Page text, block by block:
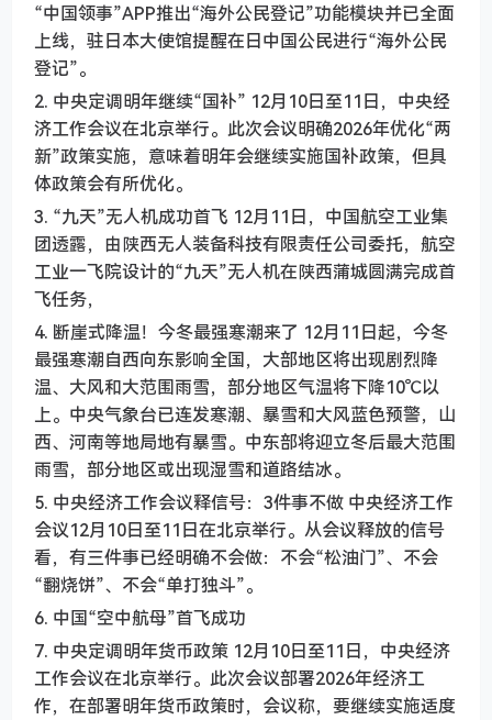
“中国领事”APP推出“海外公民登记”功能模块并已全面
上线，驻日本大使馆提醒在日中国公民进行“海外公民
登记”。
2. 中央定调明年继续“国补” 12月10日至11日，中央经
济工作会议在北京举行。此次会议明确2026年优化“两
新”政策实施，意味着明年会继续实施国补政策，但具
体政策会有所优化。
3. “九天”无人机成功首飞 12月11日，中国航空工业集
团透露，由陕西无人装备科技有限责任公司委托，航空
工业一飞院设计的“九天”无人机在陕西蒲城圆满完成首
飞任务，
4. 断崖式降温！今冬最强寒潮来了 12月11日起，今冬
最强寒潮自西向东影响全国，大部地区将出现剧烈降
温、大风和大范围雨雪，部分地区气温将下降10℃以
上。中央气象台已连发寒潮、暴雪和大风蓝色预警，山
西、河南等地局地有暴雪。中东部将迎立冬后最大范围
雨雪，部分地区或出现湿雪和道路结冰。
5. 中央经济工作会议释信号：3件事不做 中央经济工作
会议12月10日至11日在北京举行。从会议释放的信号
看，有三件事已经明确不会做：不会“松油门”、不会
“翻烧饼”、不会“单打独斗”。
6. 中国“空中航母”首飞成功
7. 中央定调明年货币政策 12月10日至11日，中央经济
工作会议在北京举行。此次会议部署2026年经济工
作，在部署明年货币政策时，会议称，要继续实施适度